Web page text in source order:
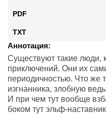
PDF
TXT
Аннотация:
Существуют такие люди,
приключений. Они их
периодичностью. Что же
изгнанника, злобную
И при чем тут вообще
боком тут эльф-